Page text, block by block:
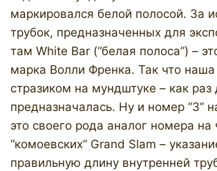
маркировался белой полосой. За
трубок, предназначенных для
там White Bar (“белая полоса”) –
марка Волли Френка. Так что наша
стразиком на мундштуке – как
предназначалась. Ну и номер “3”
это своего рода аналог номера на
“комоевских” Grand Slam –
правильную длину внутренней